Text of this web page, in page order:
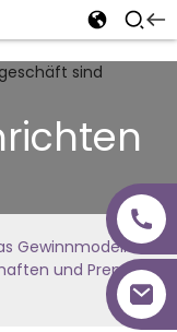
Gewinnmodell von
und Prepaid-